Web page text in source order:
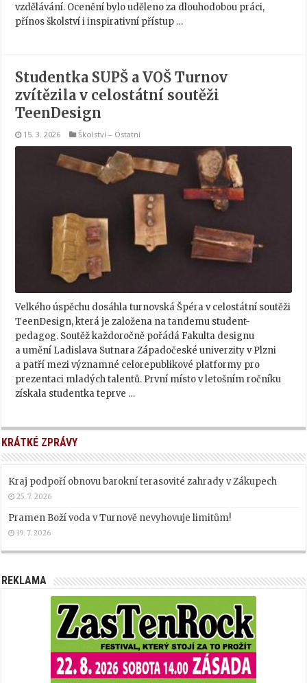
vzdělávání. Ocenění bylo uděleno za dlouhodobou práci,
přínos školství i inspirativní přístup …
Studentka SUPŠ a VOŠ Turnov
zvítězila v celostátní soutěži
TeenDesign
15. 3. 2026 Školství – Ostatní
Velkého úspěchu dosáhla turnovská Špéra v celostátní soutěži
TeenDesign, která je založena na tandemu student-
pedagog. Soutěž každoročně pořádá Fakulta designu
a umění Ladislava Sutnara Západočeské univerzity v Plzni
a patří mezi významné celorepublikové platformy pro
prezentaci mladých talentů. První místo v letošním ročníku
získala studentka teprve …
KRÁTKÉ ZPRÁVY
Kraj podpoří obnovu barokní terasovité zahrady v Zákupech
25. 7. 2026
Pramen Boží voda v Turnově nevyhovuje limitům!
19. 7. 2026
REKLAMA